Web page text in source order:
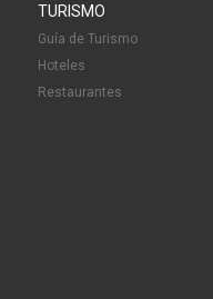
TURISMO
Guía de Turismo
Hoteles
Restaurantes